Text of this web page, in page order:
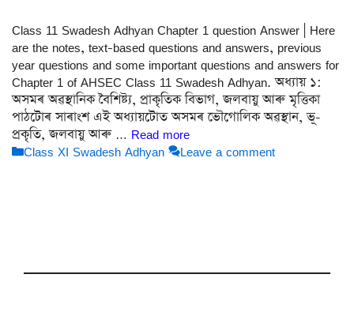
Class 11 Swadesh Adhyan Chapter 1 question Answer | Here
are the notes, text-based questions and answers, previous
year questions and some important questions and answers for
Chapter 1 of AHSEC Class 11 Swadesh Adhyan. অধ্যায় ১:
অসমৰ অৱস্থানিক বৈশিষ্ট্য, প্ৰাকৃতিক বিভাগ, জলবায়ু আৰু মৃত্তিকা
পাঠটোৰ সাৰাংশ এই অধ্যায়টোত অসমৰ ভৌগোলিক অৱস্থান, ভূ-
প্ৰকৃতি, জলবায়ু আৰু … Read more
Categories
Class XI Swadesh Adhyan Leave a comment